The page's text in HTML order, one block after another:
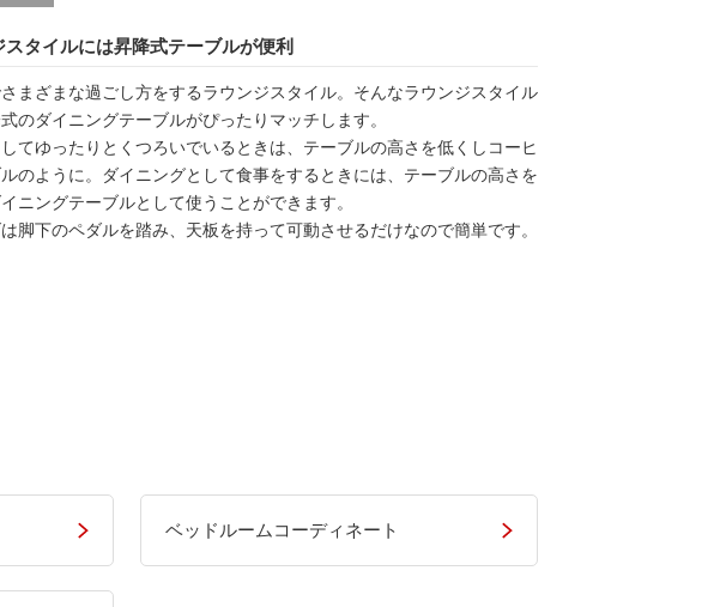
スタイルには昇降式テーブルが便利
まざまな過ごし方をするラウンジスタイル。そんなラウンジスタイル
のダイニングテーブルがぴったりマッチします。
てゆったりとくつろいでいるときは、テーブルの高さを低くしコーヒ
のように。ダイニングとして食事をするときには、テーブルの高さを
ニングテーブルとして使うことができます。
は脚下のペダルを踏み、天板を持って可動させるだけなので簡単です。
ベッドルームコーディネート